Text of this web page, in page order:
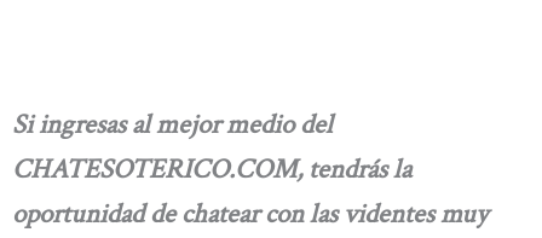
Si ingresas al mejor medio del
CHATESOTERICO.COM, tendrás la
oportunidad de chatear con las videntes muy